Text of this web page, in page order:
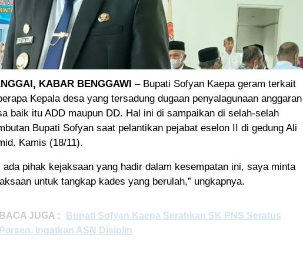
KABAR BENGGAWI – Bupati Sofyan Kaepa geram terkait
Kepala desa yang tersadung dugaan penyalagunaan anggaran
baik itu ADD maupun DD. Hal ini di sampaikan di selah-selah
Bupati Sofyan saat pelantikan pejabat eselon II di gedung Ali
Kamis (18/11).
ada pihak kejaksaan yang hadir dalam kesempatan ini, saya minta
untuk tangkap kades yang berulah,” ungkapnya.
BACA JUGA :
Bupati Sofyan Kaepa Serahkan SK PNS Seratus
Persen, Ingatkan ASN Disiplin